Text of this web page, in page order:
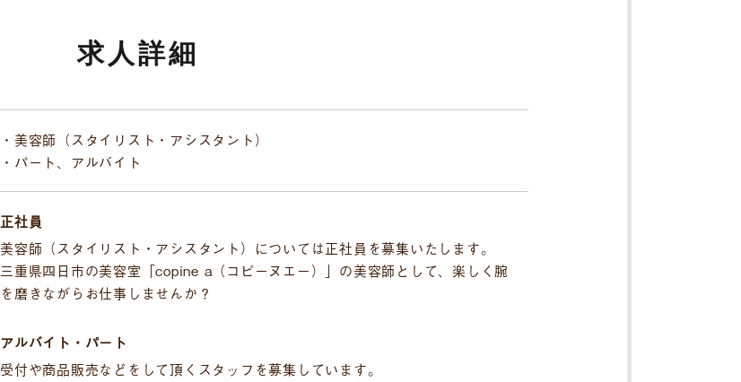
求人詳細
・美容師（スタイリスト・アシスタント）
・パート、アルバイト
正社員
美容師（スタイリスト・アシスタント）については正社員を募集いたします。
三重県四日市の美容室「copine a（コピーヌエー）」の美容師として、楽しく腕
を磨きながらお仕事しませんか？
アルバイト・パート
受付や商品販売などをして頂くスタッフを募集しています。